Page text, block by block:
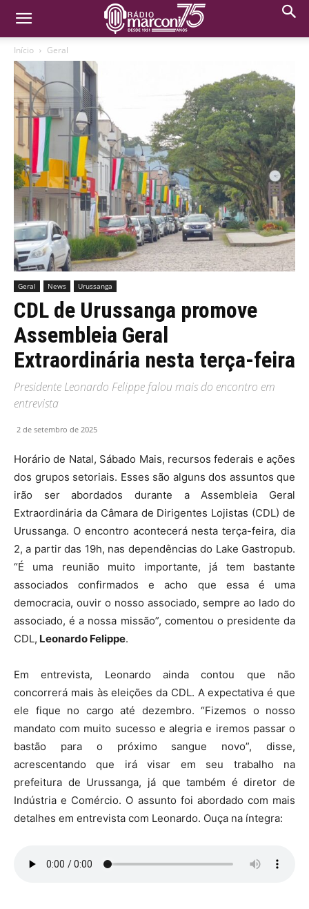
Início Geral
Geral News Urussanga
CDL de Urussanga promove
Assembleia Geral
Extraordinária nesta terça-feira
Presidente Leonardo Felippe falou mais do encontro em
entrevista
2 de setembro de 2025
Horário de Natal, Sábado Mais, recursos federais e ações
dos grupos setoriais. Esses são alguns dos assuntos que
irão ser abordados durante a Assembleia Geral
Extraordinária da Câmara de Dirigentes Lojistas (CDL) de
Urussanga. O encontro acontecerá nesta terça-feira, dia
2, a partir das 19h, nas dependências do Lake Gastropub.
“É uma reunião muito importante, já tem bastante
associados confirmados e acho que essa é uma
democracia, ouvir o nosso associado, sempre ao lado do
associado, é a nossa missão”, comentou o presidente da
CDL, Leonardo Felippe.
Em entrevista, Leonardo ainda contou que não
concorrerá mais às eleições da CDL. A expectativa é que
ele fique no cargo até dezembro. “Fizemos o nosso
mandato com muito sucesso e alegria e iremos passar o
bastão para o próximo sangue novo”, disse,
acrescentando que irá visar em seu trabalho na
prefeitura de Urussanga, já que também é diretor de
Indústria e Comércio. O assunto foi abordado com mais
detalhes em entrevista com Leonardo. Ouça na íntegra: